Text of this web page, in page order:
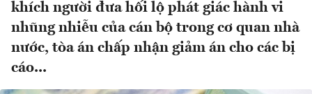
khích người đưa hối lộ phát giác hành vi
nhũng nhiễu của cán bộ trong cơ quan nhà
nước, tòa án chấp nhận giảm án cho các bị
cáo...